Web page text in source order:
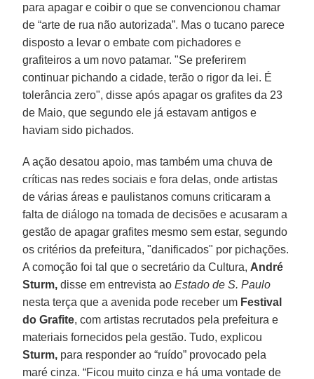
para apagar e coibir o que se convencionou chamar
de “arte de rua não autorizada”. Mas o tucano parece
disposto a levar o embate com pichadores e
grafiteiros a um novo patamar. "Se preferirem
continuar pichando a cidade, terão o rigor da lei. É
tolerância zero", disse após apagar os grafites da 23
de Maio, que segundo ele já estavam antigos e
haviam sido pichados.
A ação desatou apoio, mas também uma chuva de
críticas nas redes sociais e fora delas, onde artistas
de várias áreas e paulistanos comuns criticaram a
falta de diálogo na tomada de decisões e acusaram a
gestão de apagar grafites mesmo sem estar, segundo
os critérios da prefeitura, "danificados" por pichações.
A comoção foi tal que o secretário da Cultura, André
Sturm, disse em entrevista aoEstado de S. Paulo
nesta terça que a avenida pode receber um Festival
do Grafite, com artistas recrutados pela prefeitura e
materiais fornecidos pela gestão. Tudo, explicou
Sturm, para responder ao “ruído” provocado pela
maré cinza. “Ficou muito cinza e há uma vontade de